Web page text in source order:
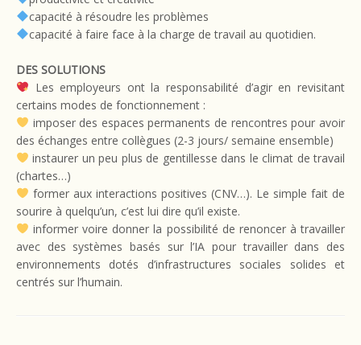
capacité à résoudre les problèmes
capacité à faire face à la charge de travail au quotidien.
DES SOLUTIONS
Les employeurs ont la responsabilité d’agir en revisitant
certains modes de fonctionnement :
imposer des espaces permanents de rencontres pour avoir
des échanges entre collègues (2-3 jours/ semaine ensemble)
instaurer un peu plus de gentillesse dans le climat de travail
(chartes…)
former aux interactions positives (CNV…). Le simple fait de
sourire à quelqu’un, c’est lui dire qu’il existe.
informer voire donner la possibilité de renoncer à travailler
avec des systèmes basés sur l’IA pour travailler dans des
environnements dotés d’infrastructures sociales solides et
centrés sur l’humain.